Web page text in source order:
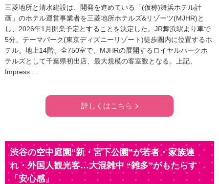
三菱地所と清水建設は、開発を進めている「(仮称)舞浜ホテル計
画」のホテル運営事業者を三菱地所ホテルズ&リゾーツ(MJHR)と
し、2026年1月開業予定とすることを決定した。JR舞浜駅より車で
5分、テーマパーク(東京ディズニーリゾート)徒歩圏内に位置するホ
テル。地上14階、全750室で、MJHRの展開するロイヤルパークホ
テルズとして千葉県初出店、最大規模の客室数となる。上記、
Impress ....
詳しくはこちら
渋谷の空中庭園“新・宮下公園”が若者・家族連
れ・外国人観光客…大混雑中 “雑多”がもたらす
「安心感」